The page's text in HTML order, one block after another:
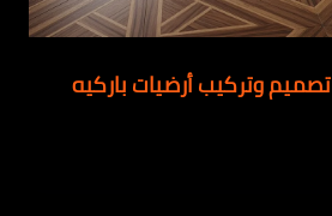
تصميم وتركيب أرضيات باركيه